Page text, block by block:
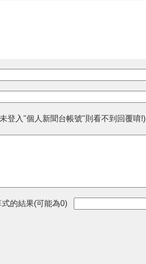
登入"個人新聞台帳號"則看不到回覆唷!)
的結果(可能為0)